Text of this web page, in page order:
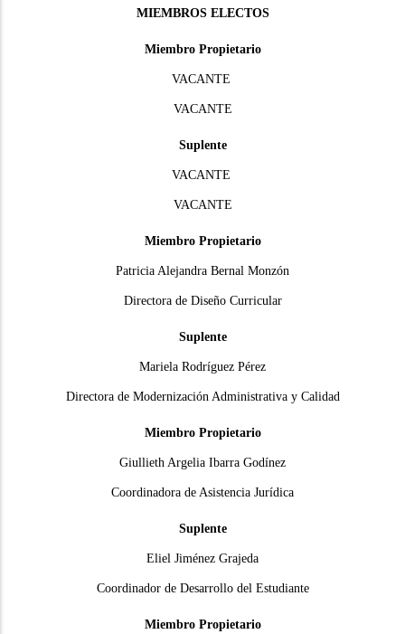
MIEMBROS ELECTOS
Miembro Propietario
VACANTE
VACANTE
Suplente
VACANTE
VACANTE
Miembro Propietario
Patricia Alejandra Bernal Monzón
Directora de Diseño Curricular
Suplente
Mariela Rodríguez Pérez
Directora de Modernización Administrativa y Calidad
Miembro Propietario
Giullieth Argelia Ibarra Godínez
Coordinadora de Asistencia Jurídica
Suplente
Eliel Jiménez Grajeda
Coordinador de Desarrollo del Estudiante
Miembro Propietario